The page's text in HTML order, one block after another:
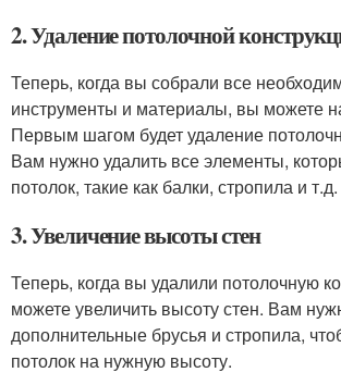
2. Удаление потолочной
Теперь, когда вы собрали все
инструменты и материалы, вы можете
Первым шагом будет удаление
Вам нужно удалить все элементы,
потолок, такие как балки, стропила и т.д.
3. Увеличение высоты стен
Теперь, когда вы удалили потолочную
можете увеличить высоту стен. Вам
дополнительные брусья и стропила,
потолок на нужную высоту.